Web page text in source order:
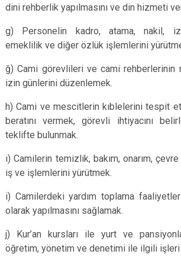
dini rehberlik yapılmasını ve din hizmeti
g) Personelin kadro, atama, nakil,
emeklilik ve diğer özlük işlemlerini
ğ) Cami görevlileri ve cami rehberlerinin
izin günlerini düzenlemek.
h) Cami ve mescitlerin kıblelerini tespit
beratını vermek, görevli ihtiyacını
teklifte bulunmak.
ı) Camilerin temizlik, bakım, onarım,
iş ve işlemlerini yürütmek.
i) Camilerdeki yardım toplama
olarak yapılmasını sağlamak.
j) Kur’an kursları ile yurt ve
öğretim, yönetim ve denetimi ile ilgili işleri